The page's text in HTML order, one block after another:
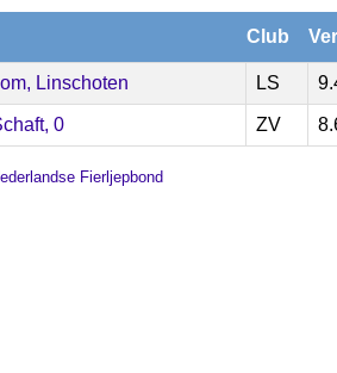
Club
Linschoten LS
0 ZV
Fierljepbond